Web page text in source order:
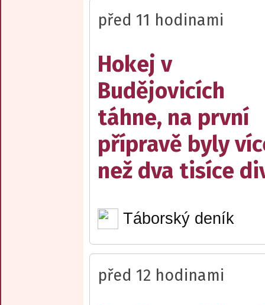
před 11 hodinami
Hokej v
Budějovicích
táhne, na první
přípravě byly
než dva tisíce
Táborský deník
před 12 hodinami